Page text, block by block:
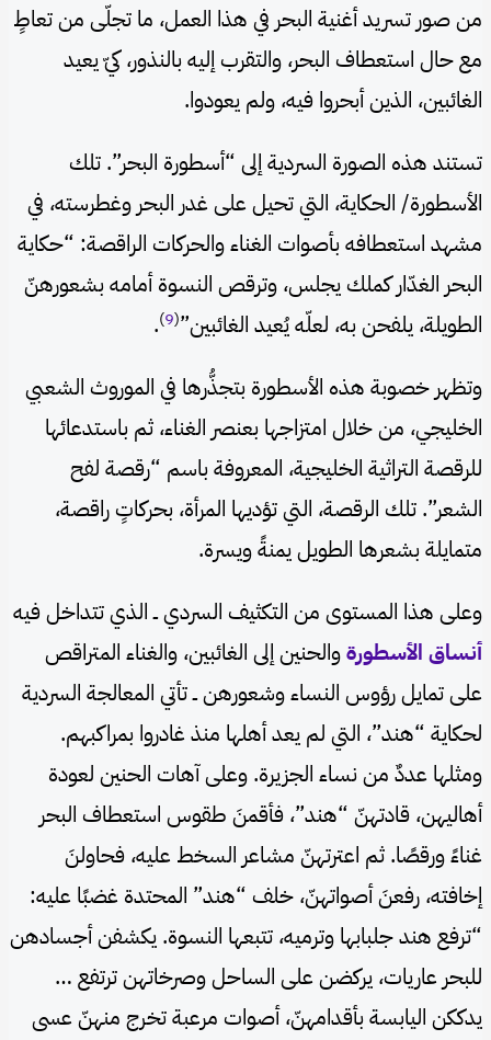
من صور تسريد أغنية البحر في هذا العمل، ما تجلّى من تعاطٍ
مع حال استعطاف البحر، والتقرب إليه بالنذور، كيّ يعيد
الغائبين، الذين أبحروا فيه، ولم يعودوا.
تستند هذه الصورة السردية إلى “أسطورة البحر”. تلك
الأسطورة/ الحكاية، التي تحيل على غدر البحر وغطرسته، في
مشهد استعطافه بأصوات الغناء والحركات الراقصة: “حكاية
البحر الغدّار كملك يجلس، وترقص النسوة أمامه بشعورهنّ
الطويلة، يلفحن به، لعلّه يُعيد الغائبين”(
9
)
.
وتظهر خصوبة هذه الأسطورة بتجذُّرها في الموروث الشعبي
الخليجي، من خلال امتزاجها بعنصر الغناء، ثم باستدعائها
للرقصة التراثية الخليجية، المعروفة باسم “رقصة لفح
الشعر”. تلك الرقصة، التي تؤديها المرأة، بحركاتٍ راقصة،
متمايلة بشعرها الطويل يمنةً ويسرة.
وعلى هذا المستوى من التكثيف السردي ــ الذي تتداخل فيه
أنساق الأسطورةوالحنين إلى الغائبين، والغناء المتراقص
على تمايل رؤوس النساء وشعورهن ــ تأتي المعالجة السردية
لحكاية “هند”، التي لم يعد أهلها منذ غادروا بمراكبهم.
ومثلها عددٌ من نساء الجزيرة. وعلى آهات الحنين لعودة
أهاليهن، قادتهنّ “هند”، فأقمنَ طقوس استعطاف البحر
غناءً ورقصًا. ثم اعترتهنّ مشاعر السخط عليه، فحاولنَ
إخافته، رفعنَ أصواتهنّ، خلف “هند” المحتدة غضبًا عليه:
“ترفع هند جلبابها وترميه، تتبعها النسوة. يكشفن أجسادهن
للبحر عاريات، يركضن على الساحل وصرخاتهن ترتفع …
يدككن اليابسة بأقدامهنّ، أصوات مرعبة تخرج منهنّ عسى